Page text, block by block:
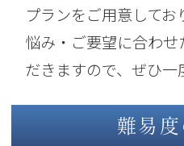
プランをご用意して
悩み・ご要望に合わ
だきますので、ぜひ一
難易